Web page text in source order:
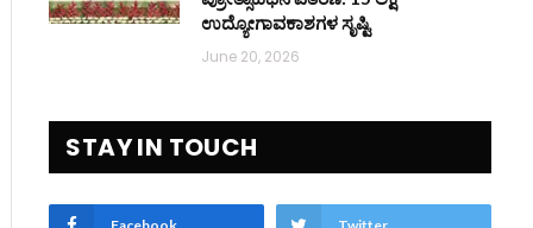
ಉದ್ಯೋಗಾವಕಾಶಗಳ ಸೃಷ್ಟಿ
June 20, 2026
STAY IN TOUCH